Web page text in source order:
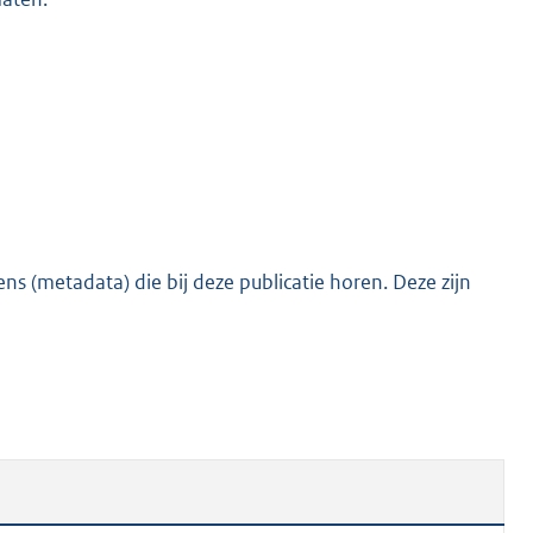
(metadata) die bij deze publicatie horen. Deze zijn